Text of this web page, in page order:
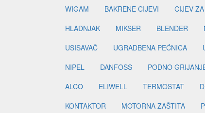
WIGAM
BAKRENE CIJEVI CIJEV
HLADNJAK
MIKSER BLENDER
USISAVAČ
UGRADBENA PEĆNICA
NIPEL
DANFOSS PODNO
ALCO
ELIWELL TERMOSTAT
KONTAKTOR
MOTORNA ZAŠTITA